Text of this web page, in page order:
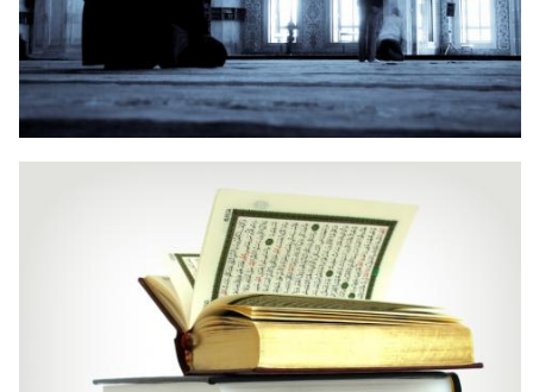
KENIKMATAN TERBESAR DALAM
HIDUP